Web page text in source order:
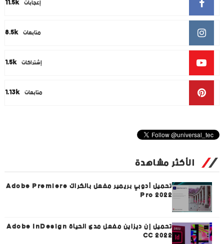
إعجابات
8.5k متابعات
1.5k إشتراكات
1.13k متابعات
الأكثر مشاهدة
تحميل أدوبي بريمير مفعل بالكراك Adobe Premiere
Pro 2022
تحميل إن ديزاين مفعل مدى الحياة Adobe InDesign
CC 2022